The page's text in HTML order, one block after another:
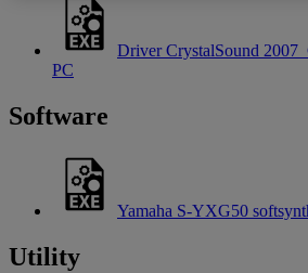
Driver CrystalSound
PC
Software
Yamaha S-YXG50
Utility